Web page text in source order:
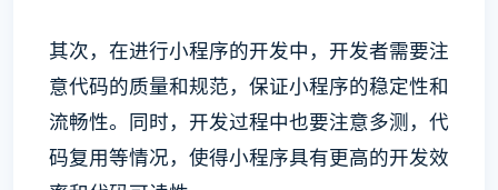
其次，在进行小程序的开发中，开发者需要注
意代码的质量和规范，保证小程序的稳定性和
流畅性。同时，开发过程中也要注意多测，代
码复用等情况，使得小程序具有更高的开发效